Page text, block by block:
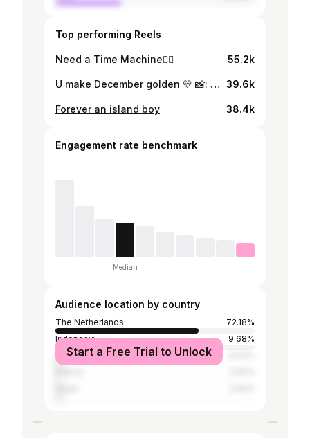
Top performing Reels
Need a Time Machine😮‍💨 55.2k
U make December golden 💛 📸: @yosoy_hose 39.6k
Forever an island boy 38.4k
Engagement rate benchmark
Median
Audience location by country
The Netherlands
72.18%
Indonesia
9.68%
United States
Start a Free Trial to Unlock